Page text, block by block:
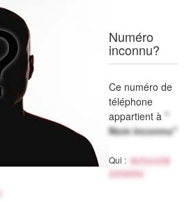
Numéro
inconnu?
Ce numéro de
téléphone
appartient à "
Nom inconnu"
Qui :
Activité
inconnu